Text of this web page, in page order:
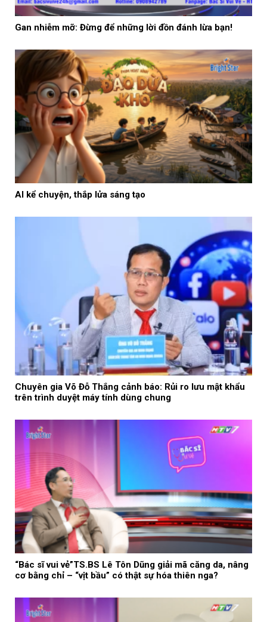
Gan nhiễm mỡ: Đừng để những lời đồn đánh lừa bạn!
AI kể chuyện, thắp lửa sáng tạo
Chuyên gia Võ Đỗ Thắng cảnh báo: Rủi ro lưu mật khẩu
trên trình duyệt máy tính dùng chung
“Bác sĩ vui vẻ”TS.BS Lê Tôn Dũng giải mã căng da, nâng
cơ bằng chỉ – “vịt bầu” có thật sự hóa thiên nga?